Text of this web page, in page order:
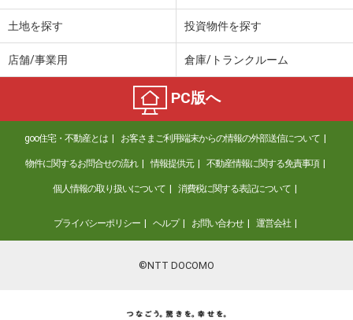
土地を探す 投資物件を探す
店舗/事業用 倉庫/トランクルーム
PC版へ
goo住宅・不動産とは お客さまご利用端末からの情報の外部送信について
物件に関するお問合せの流れ 情報提供元 不動産情報に関する免責事項
個人情報の取り扱いについて 消費税に関する表記について
プライバシーポリシー ヘルプ お問い合わせ 運営会社
©NTT DOCOMO